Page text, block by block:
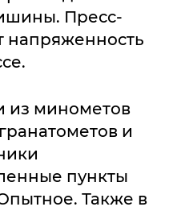
Пресс-
напряженность
из минометов
и
пункты
Также в